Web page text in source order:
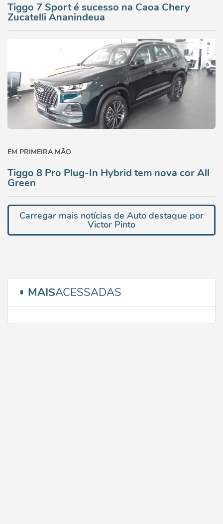
Tiggo 7 Sport é sucesso na Caoa Chery
Zucatelli Ananindeua
EM PRIMEIRA MÃO
Tiggo 8 Pro Plug-In Hybrid tem nova cor All
Green
Carregar mais notícias de Auto destaque por
Victor Pinto
MAISACESSADAS